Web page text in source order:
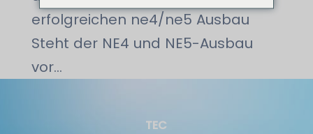
erfolgreichen ne4/ne5 Ausbau
Steht der NE4 und NE5-Ausbau
vor...
TEC